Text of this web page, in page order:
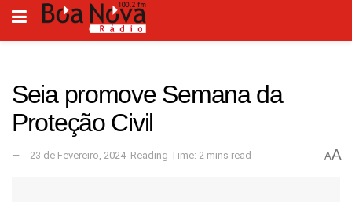
Seia promove Semana da
Proteção Civil
23 de Fevereiro, 2024 Reading Time: 2 mins read AA